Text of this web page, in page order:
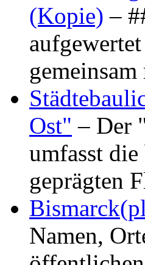
(Kopie) –
Ost" – Der
umfasst
geprägten
Namen,